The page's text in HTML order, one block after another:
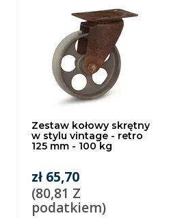
Zestaw kołowy skrętny
w stylu vintage - retro
125 mm - 100 kg
zł 65,70
(80,81 Z
podatkiem)